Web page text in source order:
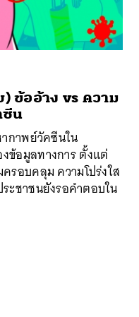
ข้ออ้าง vs ความ
ซีน
กาพย์วัคซีนใน
ข้อมูลทางการ ตั้งแต่
รอบคลุม ความโปร่งใส
ะชาชนยังรอคำตอบใน